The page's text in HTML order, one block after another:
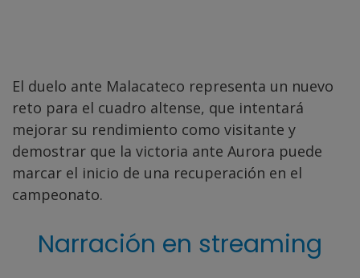
El duelo ante Malacateco representa un nuevo
reto para el cuadro altense, que intentará
mejorar su rendimiento como visitante y
demostrar que la victoria ante Aurora puede
marcar el inicio de una recuperación en el
campeonato.
Narración en streaming